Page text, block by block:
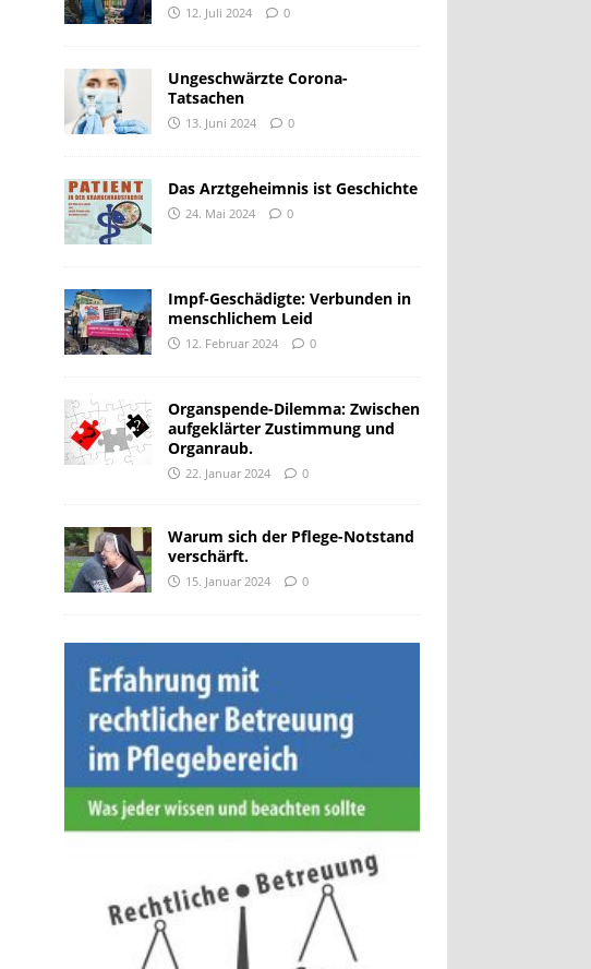
12. Juli 2024 0
Ungeschwärzte Corona-
Tatsachen
13. Juni 2024 0
Das Arztgeheimnis ist Geschichte
24. Mai 2024 0
Impf-Geschädigte: Verbunden in
menschlichem Leid
12. Februar 2024 0
Organspende-Dilemma: Zwischen
aufgeklärter Zustimmung und
Organraub.
22. Januar 2024 0
Warum sich der Pflege-Notstand
verschärft.
15. Januar 2024 0